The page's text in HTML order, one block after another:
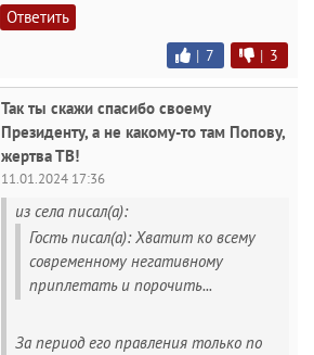
Ответить
| 7 | 3
Так ты скажи спасибо своему
Президенту, а не какому-то там Попову,
жертва ТВ!
11.01.2024 17:36
из села писал(а):
Гость писал(а): Хватит ко всему
современному негативному
приплетать и порочить...
За период его правления только по